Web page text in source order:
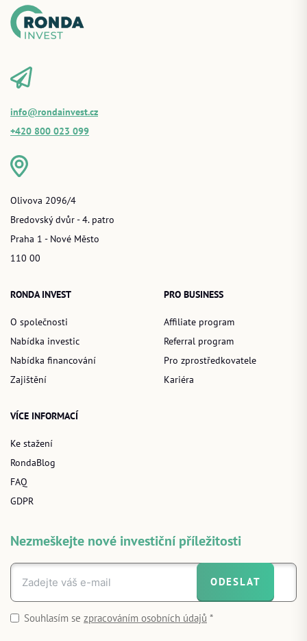
info@rondainvest.cz
+420 800 023 099
Olivova 2096/4
Bredovský dvůr - 4. patro
Praha 1 - Nové Město
110 00
RONDA INVEST
O společnosti
Nabídka investic
Nabídka financování
Zajištění
PRO BUSINESS
Affiliate program
Referral program
Pro zprostředkovatele
Kariéra
VÍCE INFORMACÍ
Ke stažení
RondaBlog
FAQ
GDPR
Nezmeškejte nové investiční příležitosti
Souhlasím se zpracováním osobních údajů *
ODESLAT